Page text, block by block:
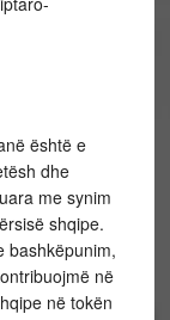
është e
dhe
me synim
shqipe.
bashkëpunim,
në
në tokën